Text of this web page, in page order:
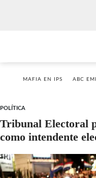
MAFIA EN IPS ABC
POLÍTICA
Tribunal Electoral
como intendente